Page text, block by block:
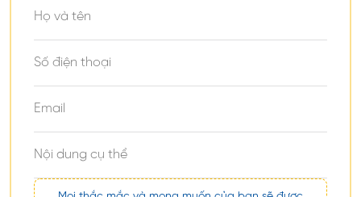
Visa D10 cho phép sinh viên
Thời hạn: 6 tháng (gia hạn)
Có thể thực tập, phỏng vấn
✅ Không phải ai cũng được cấp D10 nếu hồ sơ học